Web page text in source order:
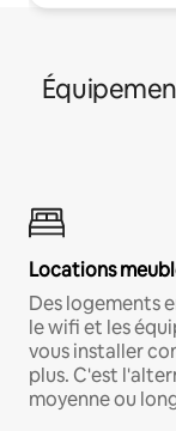
Locations
Des logements
le wifi et les
vous installer
plus. C'est
moyenne ou